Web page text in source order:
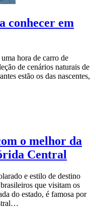
conhecer em
hora de carro de
de cenários naturais de
estão os das nascentes,
o melhor da
Central
e estilo de destino
que visitam os
do estado, é famosa por